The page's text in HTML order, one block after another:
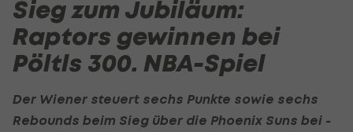
Sieg zum Jubiläum:
Raptors gewinnen bei
Pöltls 300. NBA-Spiel
Der Wiener steuert sechs Punkte sowie sechs
Rebounds beim Sieg über die Phoenix Suns bei -